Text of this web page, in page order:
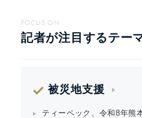
FOCUS ON
記者が注目するテー
被災地支援
ティーペック、令和8年熊